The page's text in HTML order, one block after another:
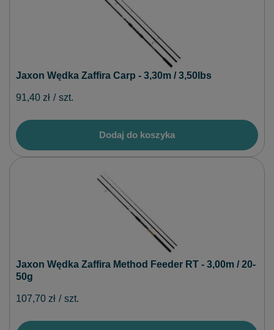
Jaxon Wędka Zaffira Carp - 3,30m / 3,50lbs
91,40 zł / szt.
Dodaj do koszyka
Jaxon Wędka Zaffira Method Feeder RT - 3,00m / 20-
50g
107,70 zł / szt.